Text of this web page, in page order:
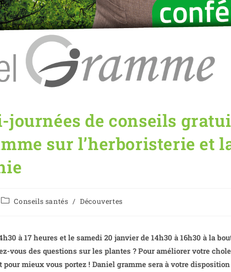
journées de conseils
sur l’herboristerie et
Conseils santés / Découvertes
à 17 heures et le samedi 20 janvier de 14h30 à 16h30 à la
vous des questions sur les plantes ? Pour améliorer votre
mieux vous portez ! Daniel gramme sera à votre